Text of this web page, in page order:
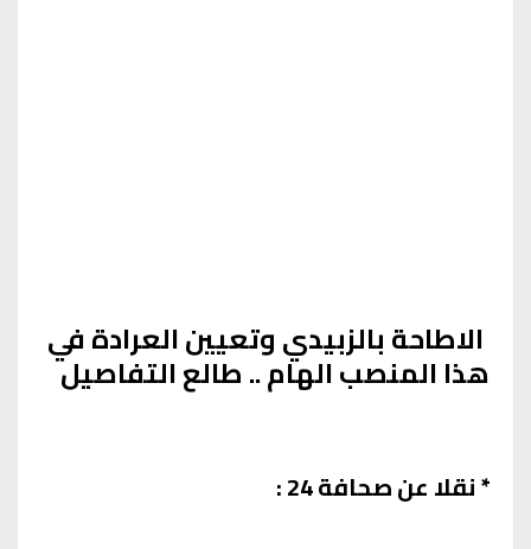
الاطاحة بالزبيدي وتعيين العرادة في
هذا المنصب الهام .. طالع التفاصيل
* نقلا عن صحافة 24 :